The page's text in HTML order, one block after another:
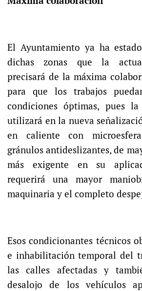
El Ayuntamiento ya ha
dichas zonas que la
precisará de la máxima
para que los trabajos
condiciones óptimas, pues
utilizará en la nueva
en caliente con
gránulos antideslizantes, de
más exigente en su
requerirá una mayor
maquinaria y el completo
Esos condicionantes técnicos
e inhabilitación temporal del
las calles afectadas y
desalojo de los vehículos